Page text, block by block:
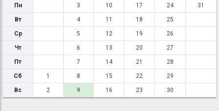
Пн 3 10 17 24 31
Вт 4 11 18 25
Ср 5 12 19 26
Чт 6 13 20 27
Пт 7 14 21 28
Сб 1 8 15 22 29
Вс 2 9 16 23 30